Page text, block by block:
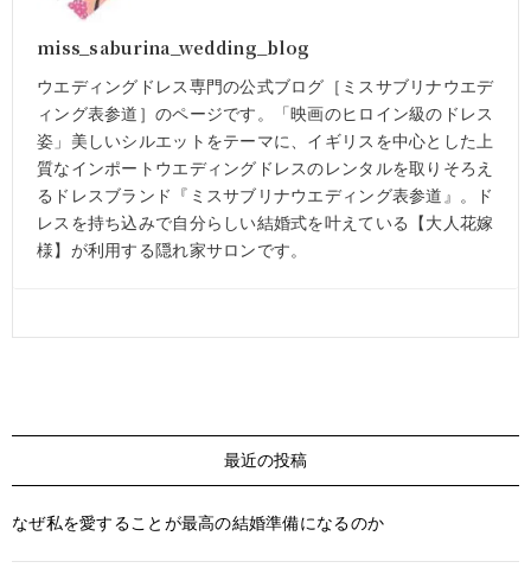
miss_saburina_wedding_blog
ウエディングドレス専門の公式ブログ［ミスサブリナウエデ
ィング表参道］のページです。「映画のヒロイン級のドレス
姿」美しいシルエットをテーマに、イギリスを中心とした上
質なインポートウエディングドレスのレンタルを取りそろえ
るドレスブランド『ミスサブリナウエディング表参道』。ド
レスを持ち込みで自分らしい結婚式を叶えている【大人花嫁
様】が利用する隠れ家サロンです。
最近の投稿
なぜ私を愛することが最高の結婚準備になるのか